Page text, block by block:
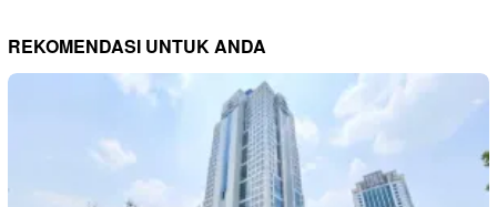
REKOMENDASI UNTUK ANDA